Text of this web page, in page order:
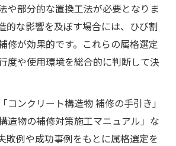
や部分的な置換工法が必要となりま
的な影響を及ぼす場合には、ひび割
修が効果的です。これらの属格選定
度や使用環境を総合的に判断して決
コンクリート構造物 補修の手引き」
造物の補修対策施工マニュアル」な
敗例や成功事例をもとに属格選定を